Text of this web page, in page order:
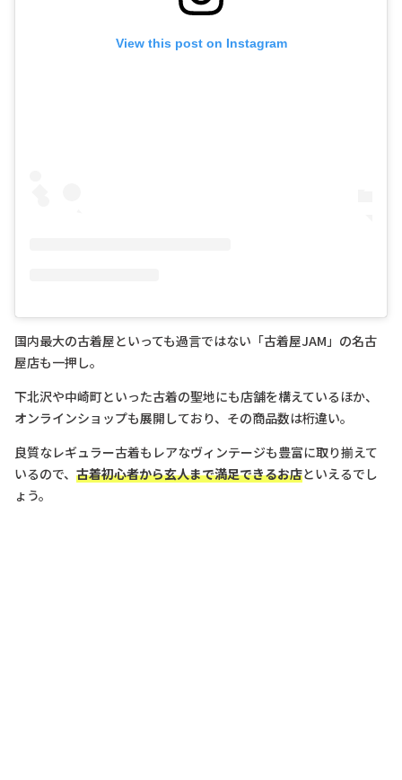
View this post on Instagram
国内最大の古着屋といっても過言ではない「古着屋JAM」の名古
屋店も一押し。
下北沢や中崎町といった古着の聖地にも店舗を構えているほか、
オンラインショップも展開しており、その商品数は桁違い。
良質なレギュラー古着もレアなヴィンテージも豊富に取り揃えて
いるので、 古着初心者から玄人まで満足できるお店といえるでし
ょう。